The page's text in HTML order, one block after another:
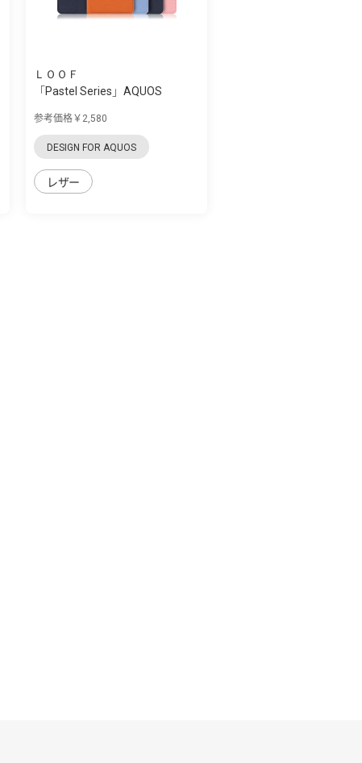
ＬＯＯＦ
「Pastel Series」AQUOS
参考価格￥2,580
DESIGN FOR AQUOS
レザー